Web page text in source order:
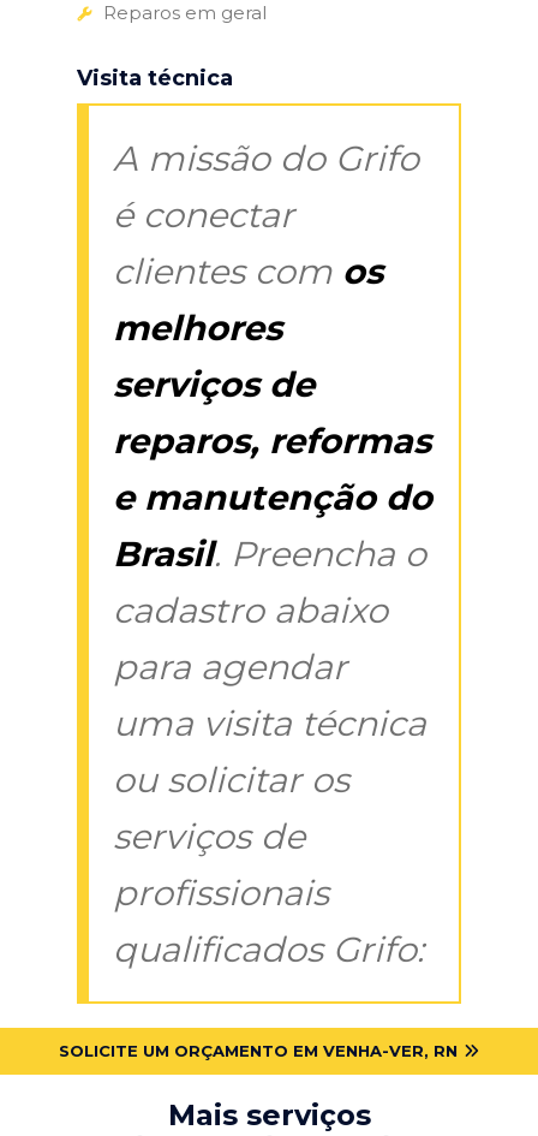
Reparos em geral
Visita técnica
A missão do Grifo
é conectar
clientes com os
melhores
serviços de
reparos, reformas
e manutenção do
Brasil. Preencha o
cadastro abaixo
para agendar
uma visita técnica
ou solicitar os
serviços de
profissionais
qualificados Grifo:
SOLICITE UM ORÇAMENTO EM VENHA-VER, RN
Mais serviços